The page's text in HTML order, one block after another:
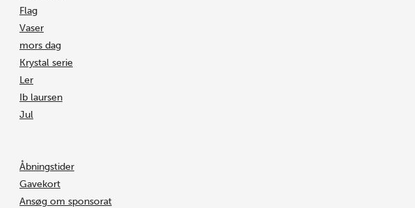
Flag
Vaser
mors dag
Krystal serie
Ler
Ib laursen
Jul
Åbningstider
Gavekort
Ansøg om sponsorat